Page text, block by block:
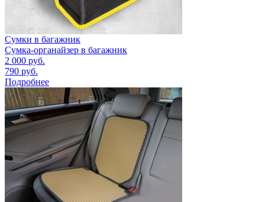
Сумки в багажник
Сумка-органайзер в багажник
2 000 руб.
790 руб.
Подробнее